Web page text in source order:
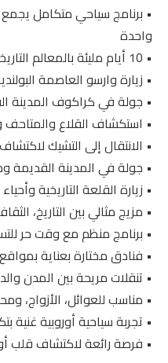
• برنامج سياحي متكامل يجمع
واحدة
• 10 أيام مليئة بالمعالم التاريخية والطبيعة الأوروبية الساحرة
• زيارة وارسو العاصمة
• جولة في كراكوف المدينة
• استكشاف القلاع والمتاحف
• الانتقال إلى التشيك
• جولة في المدينة القديمة
• زيارة القلعة التاريخية
• مزيج مثالي بين التاريخ،
• برنامج منظم مع وقت حر
• فنادق مختارة بعناية
• تنقلات مريحة بين المدن
• مناسب للعوائل، الأزواج،
• تجربة سياحية أوروبية غنية
• فرصة رائعة لاكتشاف قلب